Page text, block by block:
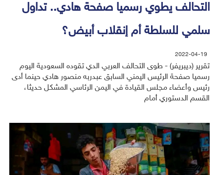
التحالف يطوي رسميا صفحة هادي.. تداول
سلمي للسلطة أم إنقلاب أبيض؟
2022-04-19
تقرير (ديبريفر) - طوى التحالف العربي الدي تقوده السعودية اليوم
رسميا صفحة الرئيس اليمني السابق عبدربه منصور هادي حينما أدى
رئيس وأعضاء مجلس القيادة في اليمن الرئاسي المشكل حديثا،
القسم الدستوري أمام